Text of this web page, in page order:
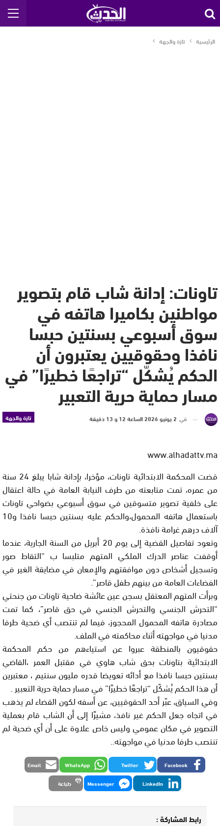
الرئيسية تازة والجهة
تاونات: إدانة شاب قام بتصوير
مواطنين بكاميرا هاتفه في
سوق أسبوعي بسنتين حبسا
نافذا وحقوقيين يعتبرون أن
الحكم يُشكّل “تراجعًا خطيرًا” في
مسار حماية حرية التعبير
تازة والجهة في 2 يونيو 2026 الساعة 12 و 13 دقيقة
www.alhadattv.ma
قضت المحكمة الابتدائية تاونات، مؤخرا، بإدانة شابا يبلغ 24 سنة
من عمره، تمت متابعته من طرف النيابة العامة في حالة اعتقال
على خلفية تصوير متسوقين في سوق أسبوعي بضواحي تاونات
باستعمال هاتفه المحمول،والحكم عليه بسنتين حبسا نافذا و10
آلاف درهم غرامة نافذة.
وتعود تفاصيل القضية إلى يوم 20 أبريل من السنة الجارية، عندما
أوقفت عناصر الدرك الملكي المتهم متلبسا ب “التقاط صور
وتسجيل أشخاص دون موافقتهم والإمعان في مضايقة الغير في
الفضاءات العامة من بينهم طفل قاصر”.
وبرأت المتهم المعتقل بسجن عين عائشة ضاحية تاونات من جنحتي
“التحرش الجنسي والتحرش الجنسي في حق قاصر”، كما تمت
مصادرة هاتفه المحمول المحجوز، فيما لم تنتصب أي ضحية طرفا
مدنيا في مواجهته أثناء محاكمته في الملف.
حقوقيون بالمنطقة عبروا عن استياءهم من حكم المحكمة
الابتدائية بتاونات بحق شاب هاوي في مقتبل العمر ،القاضي
بسنتين حبسا نافذا مع أدائه تعويضا قدره مليون سنتيم ، معتبرين
أن هذا الحكم يُشكّل “تراجعًا خطيرًا” في مسار حماية حرية التعبير .
وفي السياق، عبّر أحد الحقوقيين، عن أسفه لكون القضاء لم يذهب
في اتجاه جعل الحكم غير نافذ، مشيرًا إلى أن الشاب قام بعملية
التصوير في مكان عمومي وليس خاص علاوة على أن أي ضحية لم
تنتصب طرفا مدنيا في مواجهته..
Facebook
Twitter
WhatsApp
Email
LinkedIn
Messenger طباعة
رابط المشاركة :